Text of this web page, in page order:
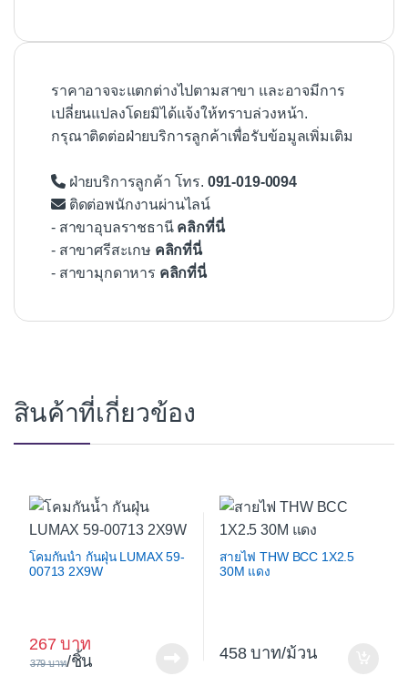
ราคาอาจจะแตกต่างไปตามสาขา และอาจมีการ
เปลี่ยนแปลงโดยมิได้แจ้งให้ทราบล่วงหน้า.
กรุณาติดต่อฝ่ายบริการลูกค้าเพื่อรับข้อมูลเพิ่มเติม
ฝ่ายบริการลูกค้า โทร. 091-019-0094
ติดต่อพนักงานผ่านไลน์
- สาขาอุบลราชธานี คลิกที่นี่
- สาขาศรีสะเกษ คลิกที่นี่
- สาขามุกดาหาร คลิกที่นี่
สินค้าที่เกี่ยวข้อง
โคมกันน้ำ กันฝุ่น LUMAX 59-
00713 2X9W
267
379 /ชิ้น
สายไฟ THW BCC 1X2.5
30M แดง
458 /ม้วน